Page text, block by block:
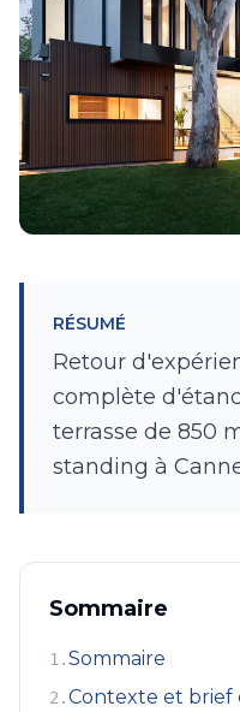
RÉSUMÉ
Retour
complète
terrasse de 850
standing à
Sommaire
1 .Sommaire
2 .Contexte et brief